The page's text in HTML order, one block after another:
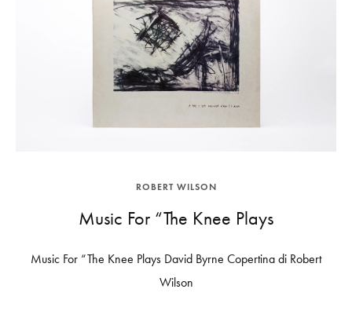
ROBERT WILSON
Music For “The Knee Plays
Music For “The Knee Plays David Byrne Copertina di Robert
Wilson